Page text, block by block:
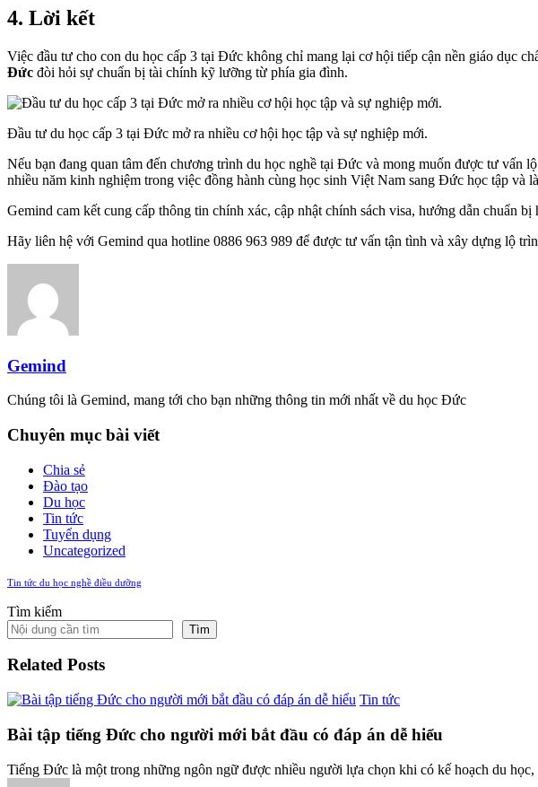
4. Lời kết
Việc đầu tư cho con du học cấp 3 tại Đức không chỉ mang lại cơ hội tiếp cận nền giáo dục
Đức đòi hỏi sự chuẩn bị tài chính kỹ lưỡng từ phía gia đình.
Đầu tư du học cấp 3 tại Đức mở ra nhiều cơ hội học tập và sự nghiệp mới.
Nếu bạn đang quan tâm đến chương trình du học nghề tại Đức và mong muốn được tư vấn
nhiều năm kinh nghiệm trong việc đồng hành cùng học sinh Việt Nam sang Đức học tập và
Gemind cam kết cung cấp thông tin chính xác, cập nhật chính sách visa, hướng dẫn chuẩn
Hãy liên hệ với Gemind qua hotline 0886 963 989 để được tư vấn tận tình và xây dựng lộ
Gemind
Chúng tôi là Gemind, mang tới cho bạn những thông tin mới nhất về du học Đức
Chuyên mục bài viết
Chia sẻ
Đào tạo
Du học
Tin tức
Tuyển dụng
Uncategorized
Tin tức du học nghề điều dưỡng
Tìm kiếm
Tìm
Related Posts
Tin tứcBài
tiếng
cho
người
Bài tập tiếng Đức cho người mới bắt đầu có đáp án dễ hiểu
Tiếng Đức là một trong những ngôn ngữ được nhiều người lựa chọn khi có kế hoạch du